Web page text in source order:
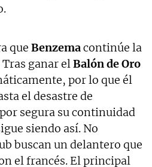
que Benzemacontinúe la
ganar elBalón de Oro
por lo que él
el desastre de
segura su continuidad
siendo así. No
buscan un delantero que
el francés. El principal